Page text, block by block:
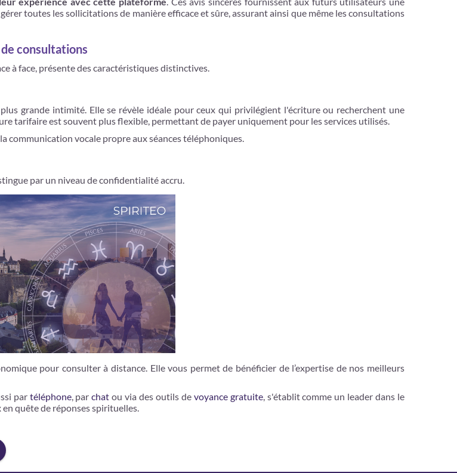
toutes les sollicitations de manière efficace et sûre, assurant ainsi que même les consultations
consultations
à face, présente des caractéristiques distinctives.
grande intimité. Elle se révèle idéale pour ceux qui privilégient l'écriture ou recherchent une
tarifaire est souvent plus flexible, permettant de payer uniquement pour les services utilisés.
communication vocale propre aux séances téléphoniques.
par un niveau de confidentialité accru.
pour consulter à distance. Elle vous permet de bénéficier de l’expertise de nos meilleurs
par téléphone, parchat ou via des outils devoyance gratuite, s'établit comme un leader dans le
quête de réponses spirituelles.